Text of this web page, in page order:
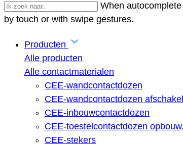
When
by touch or with swipe gestures.
Producten
Alle producten
Alle contactmaterialen
CEE-wandcontactdozen
CEE-wandcontactdozen
CEE-inbouwcontactdozen
CEE-toestelcontactdozen
CEE-stekers